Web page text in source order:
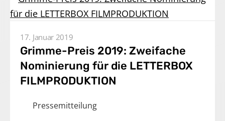
17. Januar 2019
Grimme-Preis 2019: Zweifache
Nominierung für die LETTERBOX
FILMPRODUKTION
Pressemitteilung